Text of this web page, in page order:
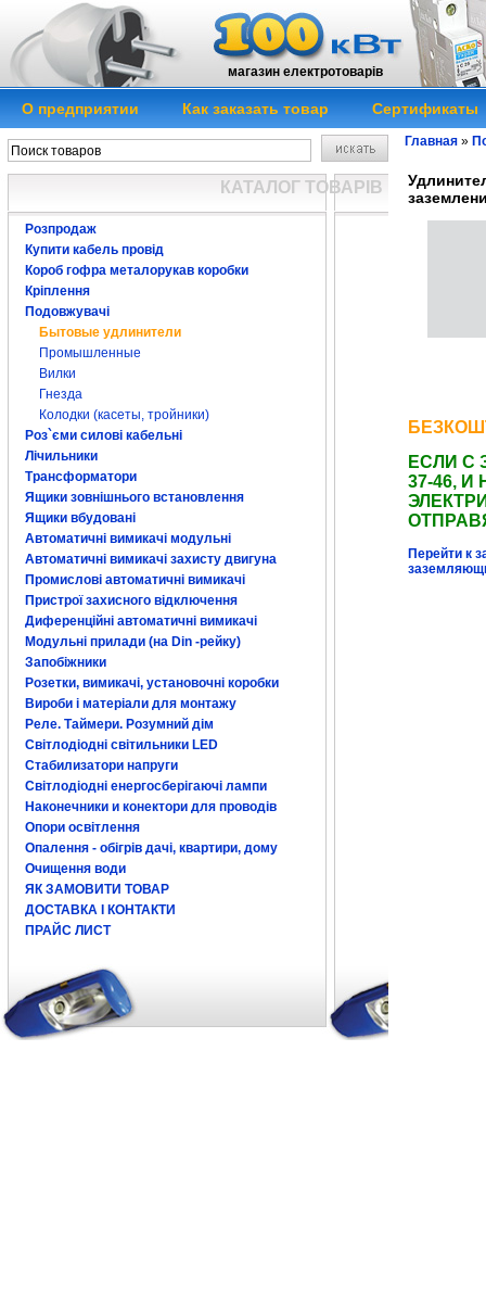
магазин електротоварів
О предприятии Как заказать товар Сертификаты
КАТАЛОГ ТОВАРІВ
Розпродаж
Купити кабель провід
Короб гофра металорукав коробки
Кріплення
Подовжувачі
Бытовые удлинители
Промышленные
Вилки
Гнезда
Колодки (касеты, тройники)
Роз`єми силові кабельні
Лічильники
Трансформатори
Ящики зовнішнього встановлення
Ящики вбудовані
Автоматичні вимикачі модульні
Автоматичні вимикачі захисту двигуна
Промислові автоматичні вимикачі
Пристрої захисного відключення
Диференційні автоматичні вимикачі
Модульні прилади (на Din -рейку)
Запобіжники
Розетки, вимикачі, установочні коробки
Вироби і матеріали для монтажу
Реле. Таймери. Розумний дім
Світлодіодні світильники LED
Стабилизатори напруги
Світлодіодні енергосберігаючі лампи
Наконечники и конектори для проводів
Опори освітлення
Опалення - обігрів дачі, квартири, дому
Очищення води
ЯК ЗАМОВИТИ ТОВАР
ДОСТАВКА І КОНТАКТИ
ПРАЙС ЛИСТ
Главная »
ЕСЛИ С
37-46,
Перейти к